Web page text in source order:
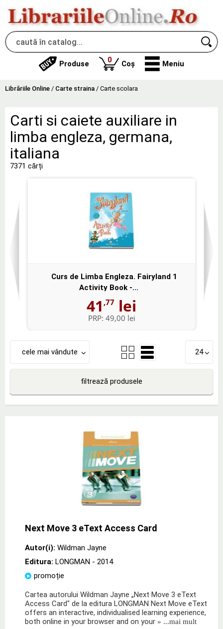
Produse 0produse
Coș Meniu
Librăriile Online / Carte straina / Carte scolara
Carti si caiete auxiliare in
limba engleza, germana,
italiana
7371 cărți
Curs de Limba Engleza. Fairyland 1
Activity Book -...
41 ,77 lei
PRP: 49,00 lei
cele mai vândute 24
filtrează produsele
Next Move 3 eText Access Card
Autor(i): Wildman Jayne
Editura: LONGMAN - 2014
promoție
Cartea autorului Wildman Jayne „Next Move 3 eText
Access Card" de la editura LONGMAN Next Move eText
offers an interactive, individualised learning experience,
both online in your browser and on your » ...mai mult